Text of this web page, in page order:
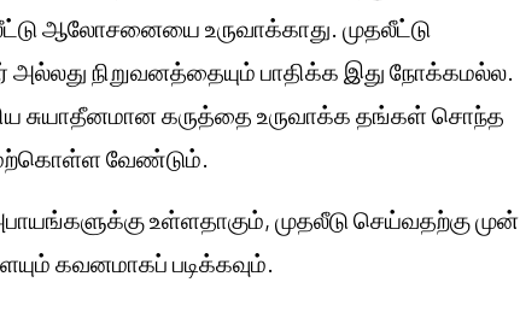
ஆலோசனையை உருவாக்காது. முதலீட்டு
அல்லது நிறுவனத்தையும் பாதிக்க இது நோக்கமல்ல.
சுயாதீனமான கருத்தை உருவாக்க தங்கள் சொந்த
வேண்டும்.
உள்ளதாகும், முதலீடு செய்வதற்கு முன்
கவனமாகப் படிக்கவும்.